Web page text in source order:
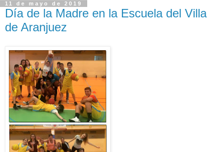
11 de mayo de 2019
Día de la Madre en la Escuela del Villa
de Aranjuez